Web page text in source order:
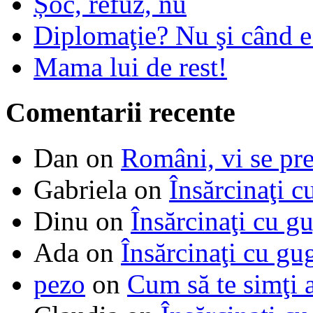
Diplomaţie? Nu şi când
Mama lui de rest!
Comentarii recente
Dan on Români, vi se
Gabriela on Însărcinaţi
Dinu on Însărcinaţi cu
Ada on Însărcinaţi cu
pezo on Cum să te simţi